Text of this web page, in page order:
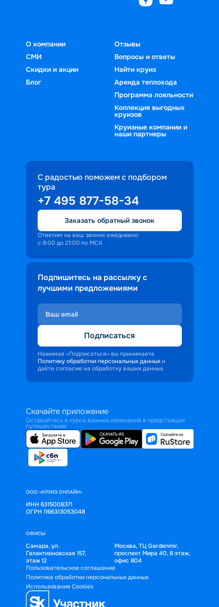
О компании
СМИ
Скидки и акции
Блог
Отзывы
Вопросы и ответы
Найти круиз
Аренда теплохода
Программа лояльности
Коллекция выгодных
круизов
Круизные компании и
наши партнеры
С радостью поможем с подбором
тура
+7 495 877-58-34
Заказать обратный звонок
Ответим на ваш звонок ежедневно
с 8:00 до 21:00 по МСК
Подпишитесь на рассылку с
лучшими предложениями
Подписаться
Нажимая «Подписаться» вы принимаете
Политику обработки персональных данных и
даёте согласие на обработку ваших данных
Скачайте приложение
Оставайтесь в курсе важных изменений в предстоящих
путешествиях
ООО «КРУИЗ.ОНЛАЙН»
ИНН 6315008371
ОГРН 1166313053048
ОФИСЫ
Самара, ул.
Галактионовская 157,
этаж 12
Москва, ТЦ Gardenmir,
проспект Мира 40, 8 этаж,
офис 804
Пользовательское соглашение
Политика обработки персональных данных
Использование Cookies